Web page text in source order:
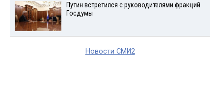
Путин встретился с руководителями фракций
Госдумы
Новости СМИ2